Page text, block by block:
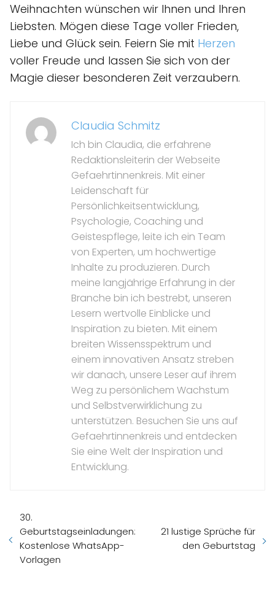
Weihnachten wünschen wir Ihnen und Ihren
Liebsten. Mögen diese Tage voller Frieden,
Liebe und Glück sein. Feiern Sie mit Herzen
voller Freude und lassen Sie sich von der
Magie dieser besonderen Zeit verzaubern.
Claudia Schmitz
Ich bin Claudia, die erfahrene
Redaktionsleiterin der Webseite
Gefaehrtinnenkreis. Mit einer
Leidenschaft für
Persönlichkeitsentwicklung,
Psychologie, Coaching und
Geistespflege, leite ich ein Team
von Experten, um hochwertige
Inhalte zu produzieren. Durch
meine langjährige Erfahrung in der
Branche bin ich bestrebt, unseren
Lesern wertvolle Einblicke und
Inspiration zu bieten. Mit einem
breiten Wissensspektrum und
einem innovativen Ansatz streben
wir danach, unsere Leser auf ihrem
Weg zu persönlichem Wachstum
und Selbstverwirklichung zu
unterstützen. Besuchen Sie uns auf
Gefaehrtinnenkreis und entdecken
Sie eine Welt der Inspiration und
Entwicklung.
30.
Geburtstagseinladungen:
Kostenlose WhatsApp-
Vorlagen
21 lustige Sprüche für
den Geburtstag